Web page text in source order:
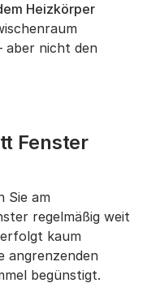
Heizkörper
aber nicht den
Fenster
Sie am
regelmäßig weit
kaum
angrenzenden
begünstigt.